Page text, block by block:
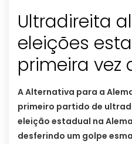
Ultradireita
eleições
primeira vez
A Alternativa para a
primeiro partido de
eleição estadual na
desferindo um golpe